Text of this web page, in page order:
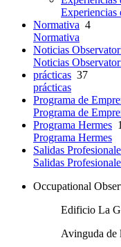
Experiencias
Normativa 4
Normativa
Noticias
Noticias
prácticas 37
prácticas
Programa de
Programa de
Programa Hermes
Programa Hermes
Salidas
Salidas
Occupational
Edificio La
Avinguda de